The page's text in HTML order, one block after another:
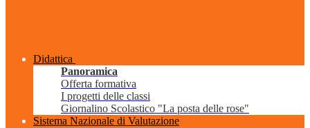
Didattica
Panoramica
Offerta formativa
I progetti delle classi
Giornalino Scolastico "La posta delle rose"
Sistema Nazionale di Valutazione